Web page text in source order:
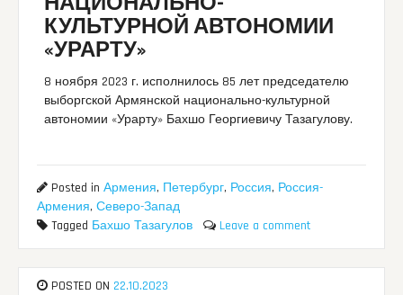
КУЛЬТУРНОЙ АВТОНОМИИ
«УРАРТУ»
8 ноября 2023 г. исполнилось 85 лет председателю
выборгской Армянской национально-культурной
автономии «Урарту» Бахшо Георгиевичу Тазагулову.
Posted inАрмения, Петербург, Россия, Россия-
Армения,Северо-Запад
Tagged Бахшо Тазагулов Leave a comment
POSTED ON 22.10.2023